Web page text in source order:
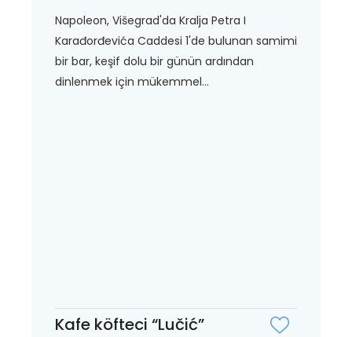
Napoleon, Višegrad'da Kralja Petra I
Karađorđevića Caddesi 1'de bulunan samimi
bir bar, keşif dolu bir günün ardından
dinlenmek için mükemmel...
Kafe köfteci “Lučić”